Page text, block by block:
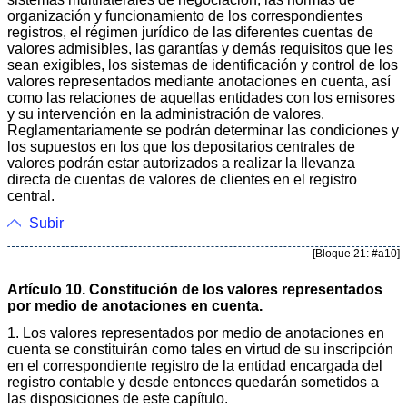
organización y funcionamiento de los correspondientes
registros, el régimen jurídico de las diferentes cuentas de
valores admisibles, las garantías y demás requisitos que les
sean exigibles, los sistemas de identificación y control de los
valores representados mediante anotaciones en cuenta, así
como las relaciones de aquellas entidades con los emisores
y su intervención en la administración de valores.
Reglamentariamente se podrán determinar las condiciones y
los supuestos en los que los depositarios centrales de
valores podrán estar autorizados a realizar la llevanza
directa de cuentas de valores de clientes en el registro
central.
Subir
[Bloque 21: #a10]
Artículo 10. Constitución de los valores representados
por medio de anotaciones en cuenta.
1. Los valores representados por medio de anotaciones en
cuenta se constituirán como tales en virtud de su inscripción
en el correspondiente registro de la entidad encargada del
registro contable y desde entonces quedarán sometidos a
las disposiciones de este capítulo.